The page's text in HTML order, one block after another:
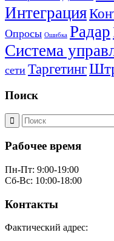
Интеграция
Опросы Ошибка Радар
Система
сети Таргетинг
Поиск
Рабочее время
Пн-Пт: 9:00-19:00
Сб-Вс: 10:00-18:00
Контакты
Фактический адрес: